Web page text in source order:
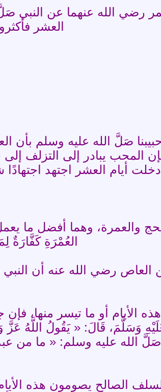
رضي الله عنهما عن النبي
العشر
حبيبنا صَلَّ الله عليه وسلم
فإن المحب يبادر إلى التزلف
دخلت أيام العشر اجتهد
الحج والعمرة، وهما أفضل ما
العُمْرَةِ كَفَّارَةٌ
رضي الله عنه أن النبي
هذه الأيام أو ما تيسر منها،
وَسَلَّمَ، قَالَ: « يَقُولُ اللَّهُ
الله عليه وسلم: « ما من عبد
الصالح يصومون هذه